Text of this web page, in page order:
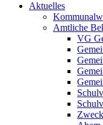
Aktuelles
Amtliche
VG